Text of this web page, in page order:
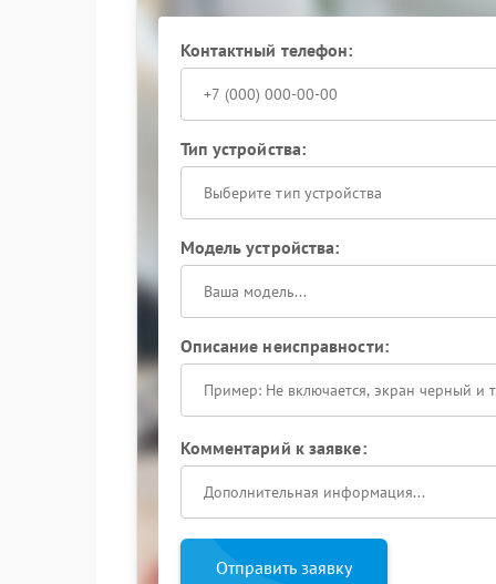
Почему стоит решать вопрос
Когда кофемашина запускается
Delta определит причину сбоя, заменит
особенностей модели. Такой подход
Контактный телефон:
Тип устройства:
Выберите тип устройства
Модель устройства:
Описание неисправности:
Комментарий к заявке:
Отправить заявку